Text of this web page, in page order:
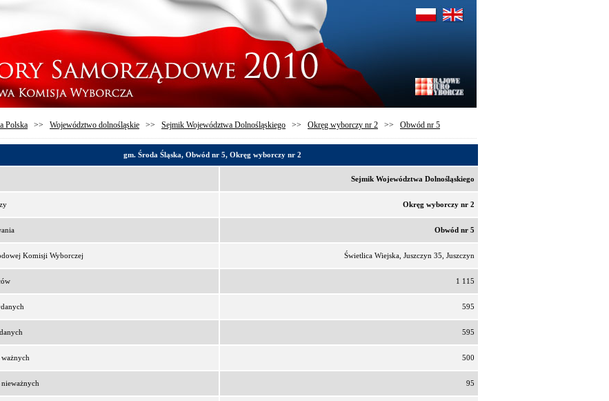
Polska >> Województwo dolnośląskie >> Sejmik Województwa Dolnośląskiego >> Okręg wyborczy nr 2 >> Obwód nr 5
gm. Środa Śląska, Obwód nr 5, Okręg wyborczy nr 2
Sejmik Województwa Dolnośląskiego
Okręg wyborczy nr 2
Obwód nr 5
Komisji Wyborczej Świetlica Wiejska, Juszczyn 35, Juszczyn
1 115
595
595
500
95